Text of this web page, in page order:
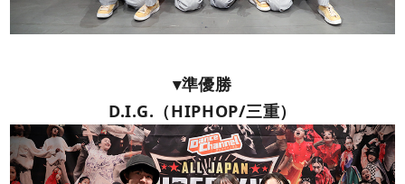
▾準優勝
D.I.G.（HIPHOP/三重）